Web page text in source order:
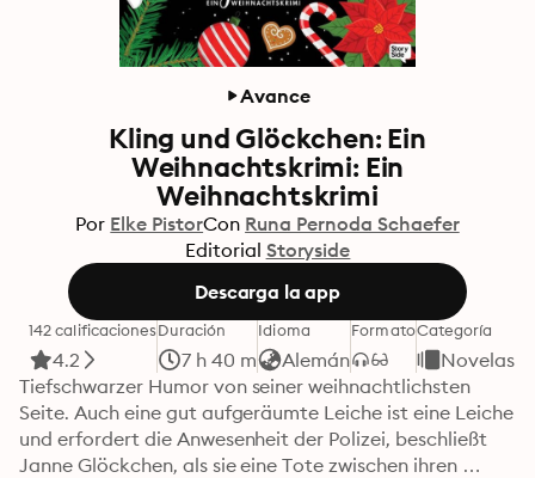
Avance
Kling und Glöckchen: Ein
Weihnachtskrimi: Ein
Weihnachtskrimi
Por Elke PistorCon Runa Pernoda Schaefer
Editorial Storyside
Descarga la app
142 calificaciones
4.2
Duración
7 h 40 m
Idioma
Alemán
FormatoCategoría
Novelas
Tiefschwarzer Humor von seiner weihnachtlichsten
Seite. Auch eine gut aufgeräumte Leiche ist eine Leiche
und erfordert die Anwesenheit der Polizei, beschließt
Janne Glöckchen, als sie eine Tote zwischen ihren